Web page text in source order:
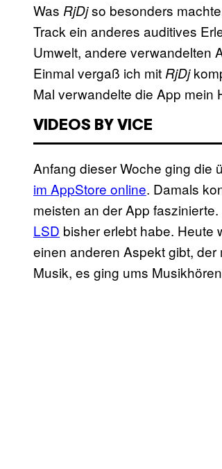
Was RjDjso besonders
Track ein anderes auditives
Umwelt, andere verwandelten
Einmal vergaß ich mit RjDj
Mal verwandelte die App mein
VIDEOS BY VICE
Anfang dieser Woche ging die
im AppStore online. Damals
meisten an der App
LSD bisher erlebt habe. Heute
einen anderen Aspekt gibt,
Musik, es ging ums